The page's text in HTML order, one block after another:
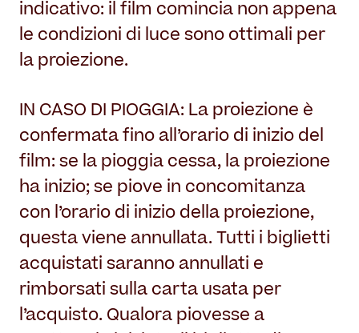
indicativo: il film comincia non appena
le condizioni di luce sono ottimali per
la proiezione.
IN CASO DI PIOGGIA: La proiezione è
confermata fino all’orario di inizio del
film: se la pioggia cessa, la proiezione
ha inizio; se piove in concomitanza
con l’orario di inizio della proiezione,
questa viene annullata. Tutti i biglietti
acquistati saranno annullati e
rimborsati sulla carta usata per
l’acquisto. Qualora piovesse a